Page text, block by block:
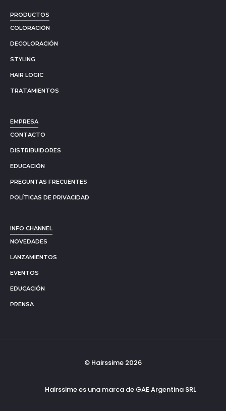
PRODUCTOS
COLORACIÓN
DECOLORACIÓN
STYLING
HAIR LOGIC
TRATAMIENTOS
EMPRESA
CONTACTO
DISTRIBUIDORES
EDUCACIÓN
PREGUNTAS FRECUENTES
POLÍTICAS DE PRIVACIDAD
INFO CHANNEL
NOVEDADES
LANZAMIENTOS
EVENTOS
EDUCACIÓN
PRENSA
© Hairssime 2026
Hairssime es una marca de GAE Argentina SRL